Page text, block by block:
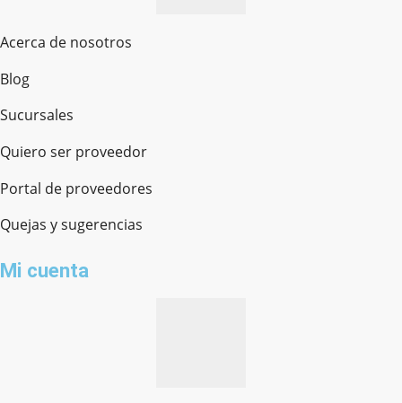
Acerca de nosotros
Blog
Sucursales
Quiero ser proveedor
Portal de proveedores
Quejas y sugerencias
Mi cuenta